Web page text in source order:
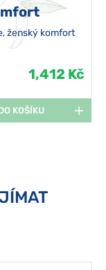
ženský komfort
1,412 Kč
KOŠÍKU